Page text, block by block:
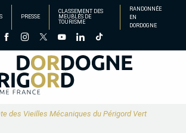
PRESSE
CLASSEMENT DES
MEUBLÉS DE
TOURISME
RANDONNÉE
EN
DORDOGNE
des Vieilles Mécaniques du Périgord Vert